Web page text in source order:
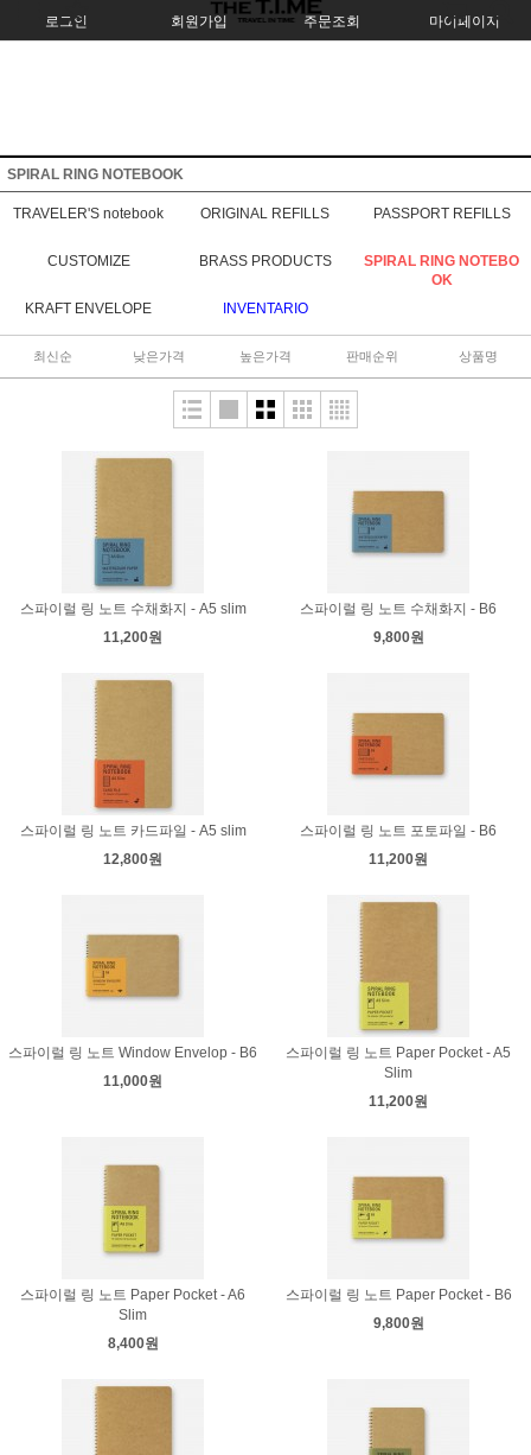
로그인 회원가입 주문조회 마이페이지
SPIRAL RING NOTEBOOK
TRAVELER'S notebook ORIGINAL REFILLS PASSPORT REFILLS
CUSTOMIZE BRASS PRODUCTS
SPIRAL RING NOTEBO
OK
KRAFT ENVELOPE
INVENTARIO
최신순 낮은가격 높은가격 판매순위 상품명
스파이럴 링 노트 수채화지 - A5 slim
11,200원
스파이럴 링 노트 수채화지 - B6
9,800원
스파이럴 링 노트 카드파일 - A5 slim
12,800원
스파이럴 링 노트 포토파일 - B6
11,200원
스파이럴 링 노트 Window Envelop - B6
11,000원
스파이럴 링 노트 Paper Pocket - A5
Slim
11,200원
스파이럴 링 노트 Paper Pocket - A6
Slim
8,400원
스파이럴 링 노트 Paper Pocket - B6
9,800원